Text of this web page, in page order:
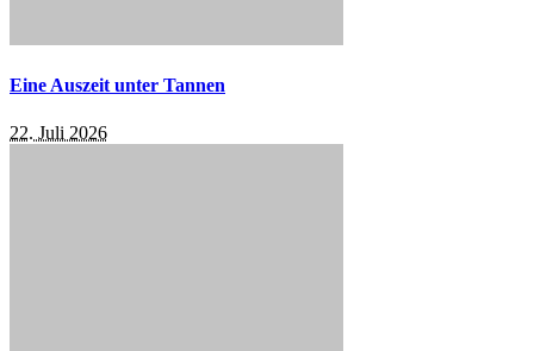
Eine Auszeit unter Tannen
22. Juli 2026